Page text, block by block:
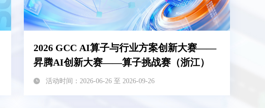
2026 GCC AI算子与行业方案创新大赛——
昇腾AI创新大赛——算子挑战赛（浙江）
活动时间：2026-06-26 至 2026-09-26